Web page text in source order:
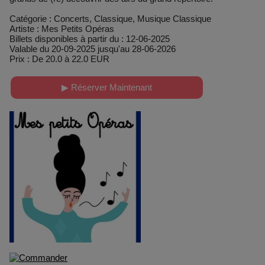
Catégorie : Concerts, Classique, Musique Classique
Artiste : Mes Petits Opéras
Billets disponibles à partir du : 12-06-2025
Valable du 20-09-2025 jusqu'au 28-06-2026
Prix : De 20.0 à 22.0 EUR
▶ Réserver Maintenant